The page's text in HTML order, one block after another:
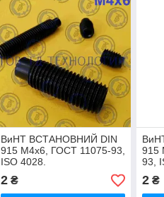
ВиНТ ВСТАНОВНИЙ DIN
915 М4х6, ГОСТ 11075-93,
ISO 4028.
2₴
915
93,
2 ₴